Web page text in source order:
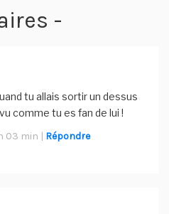
-
tu allais sortir un dessus
comme tu es fan de lui !
03 min | Répondre